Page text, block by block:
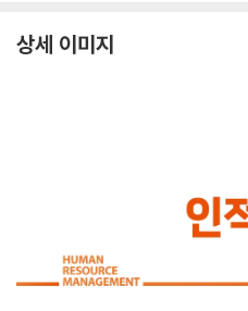
상세 이미지